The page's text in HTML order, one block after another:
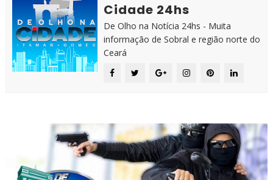
Cidade 24hs
De Olho na Notícia 24hs - Muita
informação de Sobral e região norte do
Ceará